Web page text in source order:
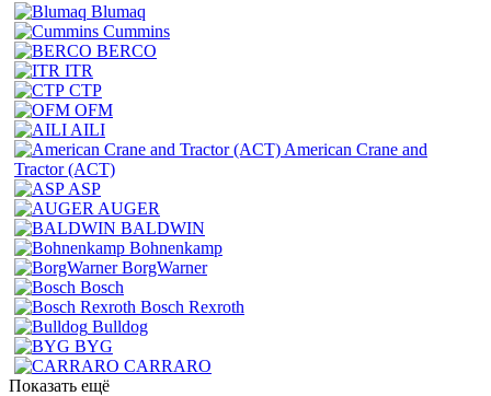
Blumaq
Cummins
BERCO
ITR
CTP
OFM
AILI
American Crane and
Tractor (ACT)
ASP
AUGER
BALDWIN
Bohnenkamp
BorgWarner
Bosch
Bosch Rexroth
Bulldog
BYG
CARRARO
Показать ещё